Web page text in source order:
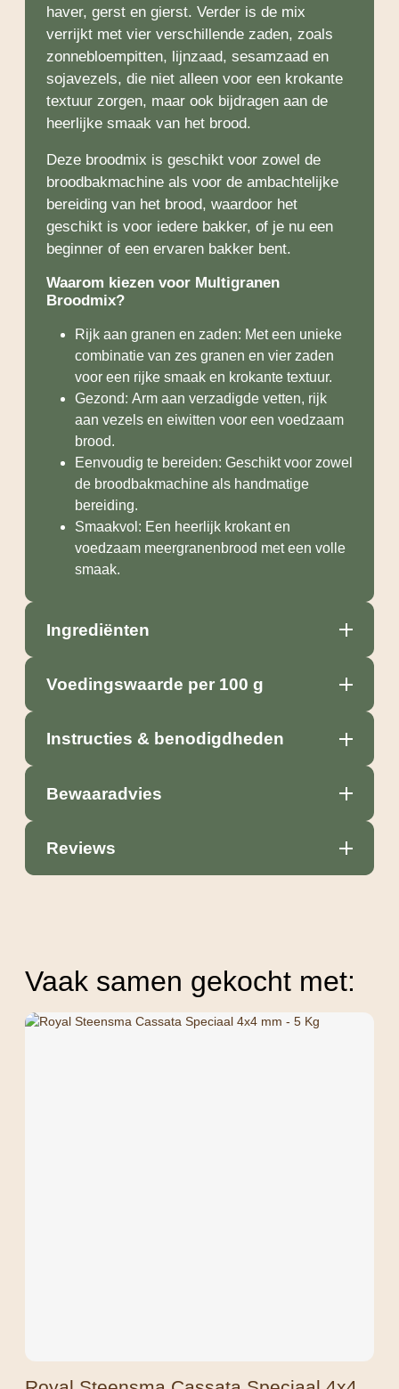
haver, gerst en gierst. Verder is de mix
verrijkt met vier verschillende zaden, zoals
zonnebloempitten, lijnzaad, sesamzaad en
sojavezels, die niet alleen voor een krokante
textuur zorgen, maar ook bijdragen aan de
heerlijke smaak van het brood.
Deze broodmix is geschikt voor zowel de
broodbakmachine als voor de ambachtelijke
bereiding van het brood, waardoor het
geschikt is voor iedere bakker, of je nu een
beginner of een ervaren bakker bent.
Waarom kiezen voor Multigranen
Broodmix?
Rijk aan granen en zaden: Met een unieke
combinatie van zes granen en vier zaden
voor een rijke smaak en krokante textuur.
Gezond: Arm aan verzadigde vetten, rijk
aan vezels en eiwitten voor een voedzaam
brood.
Eenvoudig te bereiden: Geschikt voor zowel
de broodbakmachine als handmatige
bereiding.
Smaakvol: Een heerlijk krokant en
voedzaam meergranenbrood met een volle
smaak.
Ingrediënten
Voedingswaarde per 100 g
Instructies & benodigdheden
Bewaaradvies
Reviews
Vaak samen gekocht met: